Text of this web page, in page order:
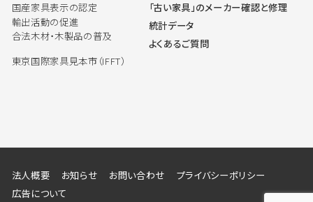
国産家具表示の認定
輸出活動の促進
合法木材・木製品の普及
東京国際家具見本市（IFFT）
「古い家具」のメーカー確認と修理
統計データ
よくあるご質問
法人概要 お知らせ お問い合わせ
プライバシーポリシー
広告について